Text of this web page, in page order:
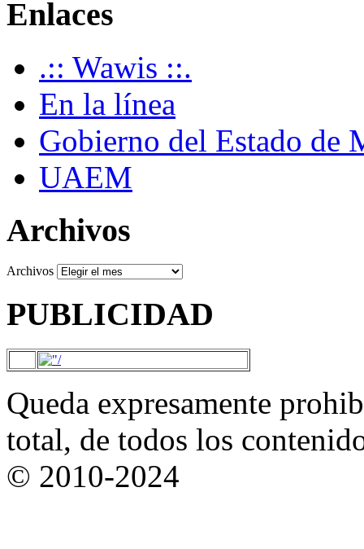
Enlaces
.:: Wawis ::.
En la línea
Gobierno del Estado de
UAEM
Archivos
Archivos
PUBLICIDAD
Queda expresamente
total, de todos los
© 2010-2024